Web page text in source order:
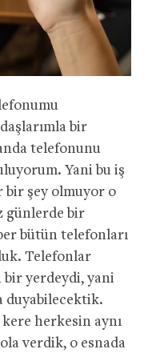
bir
telefonunu
Yani bu iş
bir şey olmuyor o
günlerde bir
bütün telefonları
Telefonlar
bir yerdeydi, yani
duyabilecektik.
kere herkesin aynı
verdik, o esnada